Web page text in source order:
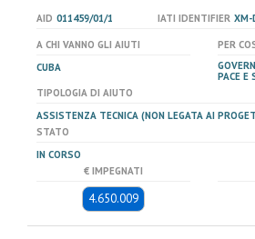
AID 011459/01/1 IATI IDENTIFIER XM-
A CHI VANNO GLI AIUTI
CUBA
PER
PACE E
TIPOLOGIA DI AIUTO
ASSISTENZA TECNICA (NON LEGATA AI
STATO
IN CORSO
€ IMPEGNATI
4.650.009